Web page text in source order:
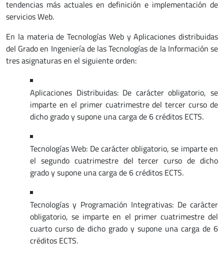
tendencias más actuales en definición e implementación de
servicios Web.
En la materia de Tecnologías Web y Aplicaciones distribuidas
del Grado en Ingeniería de las Tecnologías de la Información se
tres asignaturas en el siguiente orden:
Aplicaciones Distribuidas: De carácter obligatorio, se
imparte en el primer cuatrimestre del tercer curso de
dicho grado y supone una carga de 6 créditos ECTS.
Tecnologías Web: De carácter obligatorio, se imparte en
el segundo cuatrimestre del tercer curso de dicho
grado y supone una carga de 6 créditos ECTS.
Tecnologías y Programación Integrativas: De carácter
obligatorio, se imparte en el primer cuatrimestre del
cuarto curso de dicho grado y supone una carga de 6
créditos ECTS.